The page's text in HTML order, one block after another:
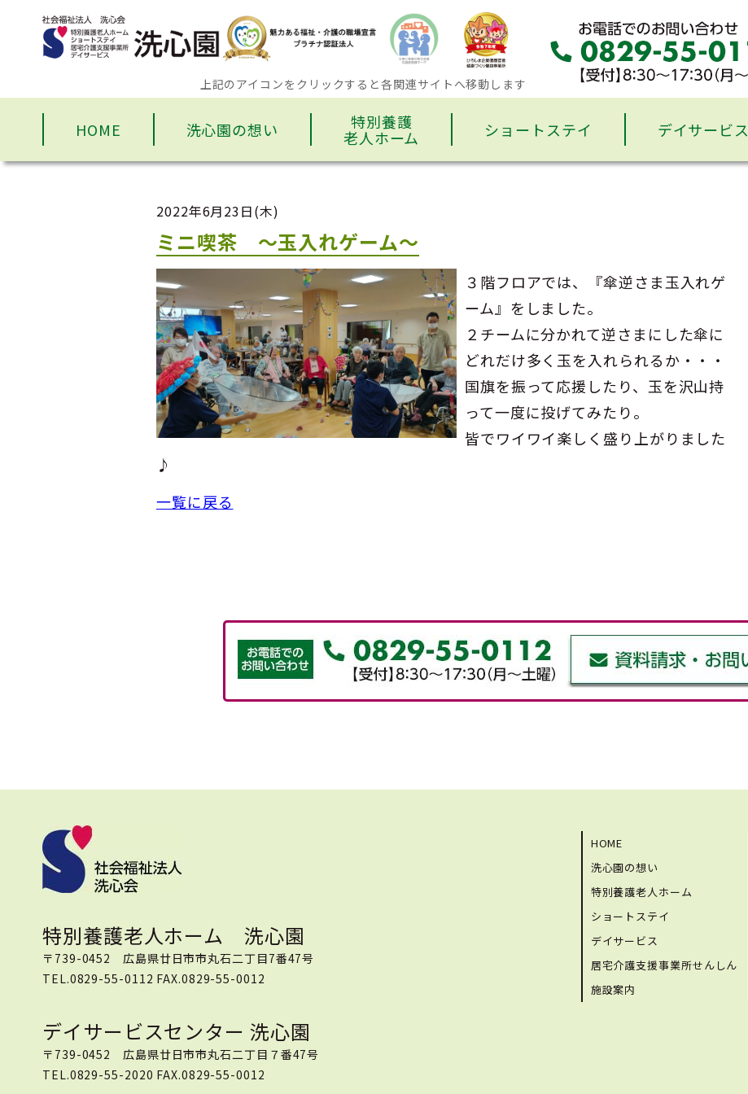
上記のアイコンをクリックすると各関連サイトへ移動します
HOME 洗心園の想い 特別養護
老人ホーム ショートステイ デイサービス
2022年6月23日(木)
ミニ喫茶 ～玉入れゲーム～
３階フロアでは、『傘逆さま玉入れゲ
ーム』をしました。
２チームに分かれて逆さまにした傘に
どれだけ多く玉を入れられるか・・・
国旗を振って応援したり、玉を沢山持
って一度に投げてみたり。
皆でワイワイ楽しく盛り上がりました
♪
一覧に戻る
特別養護老人ホーム 洗心園
〒739-0452 広島県廿日市市丸石二丁目7番47号
TEL.0829-55-0112 FAX.0829-55-0012
デイサービスセンター 洗心園
〒739-0452 広島県廿日市市丸石二丁目７番47号
TEL.0829-55-2020 FAX.0829-55-0012
HOME
洗心園の想い
特別養護老人ホーム
ショートステイ
デイサービス
居宅介護支援事業所せんしん
施設案内